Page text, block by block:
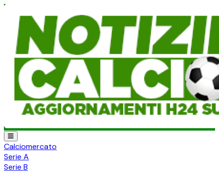
Calciomercato
Serie A
Serie B